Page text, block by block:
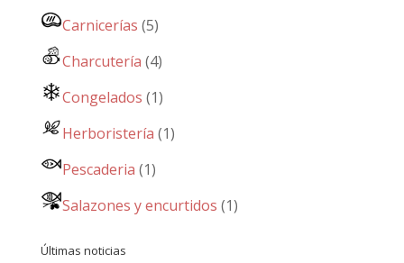
Carnicerías (5)
Charcutería (4)
Congelados (1)
Herboristería (1)
Pescaderia (1)
Salazones y encurtidos (1)
Últimas noticias